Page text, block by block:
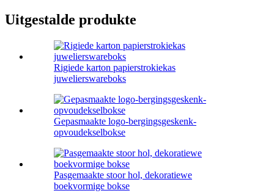
Uitgestalde produkte
Rigiede karton papierstrokiekas
juwelierswareboks
Gepasmaakte logo-bergingsgeskenk-
opvoudekselbokse
Pasgemaakte stoor hol, dekoratiewe
boekvormige bokse